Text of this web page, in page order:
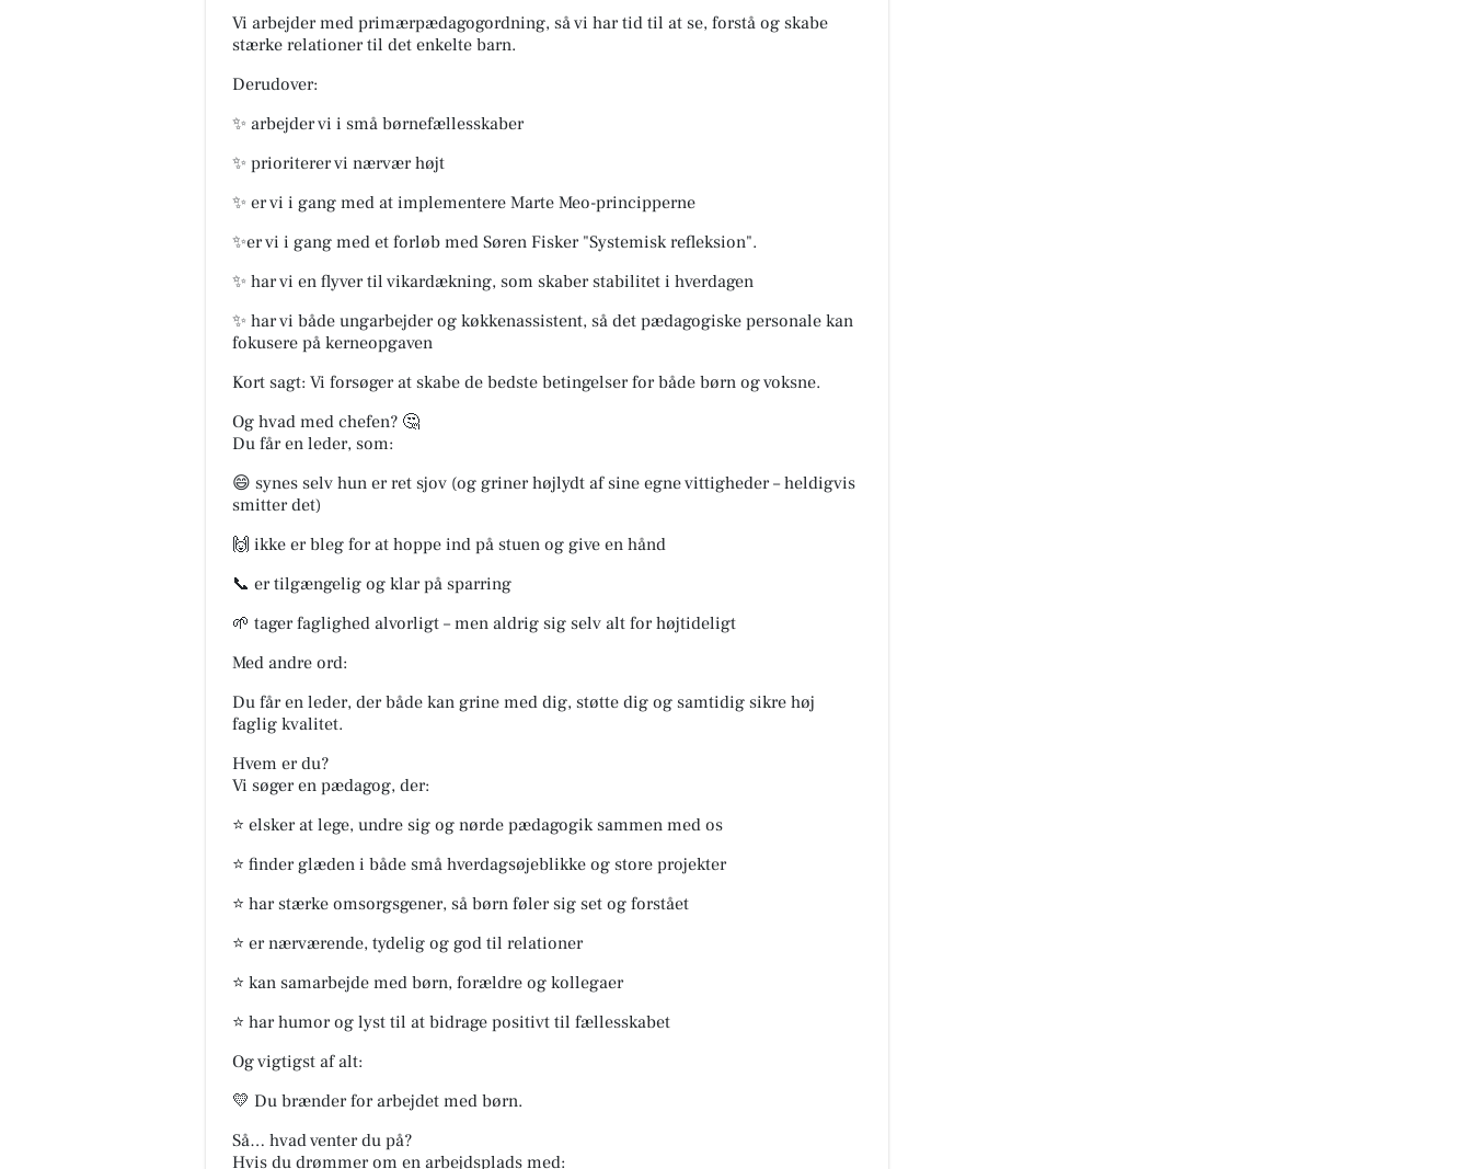
Vi arbejder med primærpædagogordning, så vi har tid til at se, forstå og skabe
stærke relationer til det enkelte barn.
Derudover:
✨ arbejder vi i små børnefællesskaber
✨ prioriterer vi nærvær højt
✨ er vi i gang med at implementere Marte Meo-principperne
✨er vi i gang med et forløb med Søren Fisker "Systemisk refleksion".
✨ har vi en flyver til vikardækning, som skaber stabilitet i hverdagen
✨ har vi både ungarbejder og køkkenassistent, så det pædagogiske personale kan
fokusere på kerneopgaven
Kort sagt: Vi forsøger at skabe de bedste betingelser for både børn og voksne.
Og hvad med chefen? 🤔
Du får en leder, som:
😄 synes selv hun er ret sjov (og griner højlydt af sine egne vittigheder – heldigvis
smitter det)
🙌 ikke er bleg for at hoppe ind på stuen og give en hånd
📞 er tilgængelig og klar på sparring
🌱 tager faglighed alvorligt – men aldrig sig selv alt for højtideligt
Med andre ord:
Du får en leder, der både kan grine med dig, støtte dig og samtidig sikre høj
faglig kvalitet.
Hvem er du?
Vi søger en pædagog, der:
⭐ elsker at lege, undre sig og nørde pædagogik sammen med os
⭐ finder glæden i både små hverdagsøjeblikke og store projekter
⭐ har stærke omsorgsgener, så børn føler sig set og forstået
⭐ er nærværende, tydelig og god til relationer
⭐ kan samarbejde med børn, forældre og kollegaer
⭐ har humor og lyst til at bidrage positivt til fællesskabet
Og vigtigst af alt:
💛 Du brænder for arbejdet med børn.
Så… hvad venter du på?
Hvis du drømmer om en arbejdsplads med: